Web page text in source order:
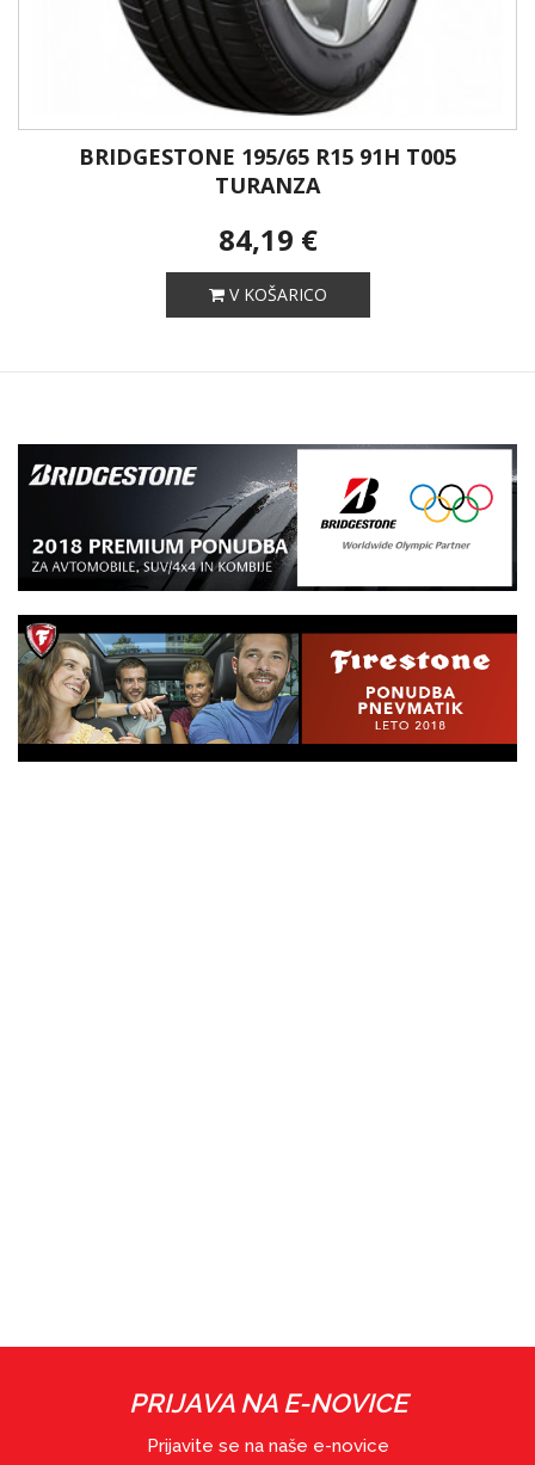
BRIDGESTONE 195/65 R15 91H T005
TURANZA
84,19 €
V KOŠARICO
PRIJAVA NA E-NOVICE
Prijavite se na naše e-novice